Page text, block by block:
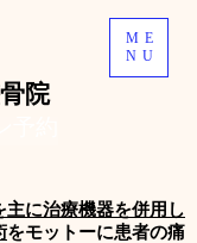
院
ME
NU
主に治療機器を併用し
をモットーに患者の痛